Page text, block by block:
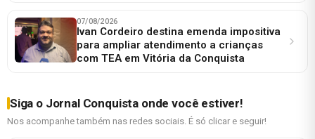
07/08/2026
Ivan Cordeiro destina emenda impositiva
para ampliar atendimento a crianças
com TEA em Vitória da Conquista
Siga o Jornal Conquista onde você estiver!
Nos acompanhe também nas redes sociais. É só clicar e seguir!